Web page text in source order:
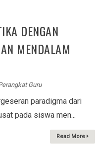
DENGAN
MENDALAM
Guru
paradigma dari
pada siswa men...
Read More